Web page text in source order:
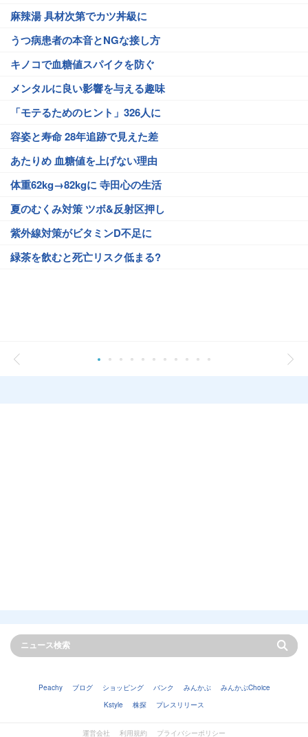
麻辣湯 具材次第でカツ丼級に
うつ病患者の本音とNGな接し方
キノコで血糖値スパイクを防ぐ
メンタルに良い影響を与える趣味
「モテるためのヒント」326人に
容姿と寿命 28年追跡で見えた差
あたりめ 血糖値を上げない理由
体重62kg→82kgに 寺田心の生活
夏のむくみ対策 ツボ&反射区押し
紫外線対策がビタミンD不足に
緑茶を飲むと死亡リスク低まる?
Peachy ブログ ショッピング バンク みんかぶ
みんかぶChoice
Kstyle
株探 プレスリリース
運営会社 利用規約 プライバシーポリシー